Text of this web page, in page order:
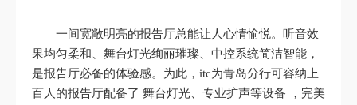
一间宽敞明亮的报告厅总能让人心情愉悦。听音效
果均匀柔和、舞台灯光绚丽璀璨、中控系统简洁智能，
是报告厅必备的体验感。为此，itc为青岛分行可容纳上
百人的报告厅配备了 舞台灯光、专业扩声等设备 ，完美